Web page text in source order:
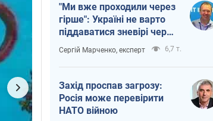
"Ми вже проходили через
гірше": Україні не варто
піддаватися зневірі через
ракетний терор
Сергій Марченко, експерт 6,7 т.
Захід проспав загрозу:
Росія може перевірити
НАТО війною